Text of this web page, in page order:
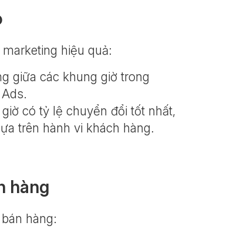
hiệu quả:
giữa các khung giờ trong
có tỷ lệ chuyển đổi tốt nhất,
trên hành vi khách hàng.
hàng
hàng: